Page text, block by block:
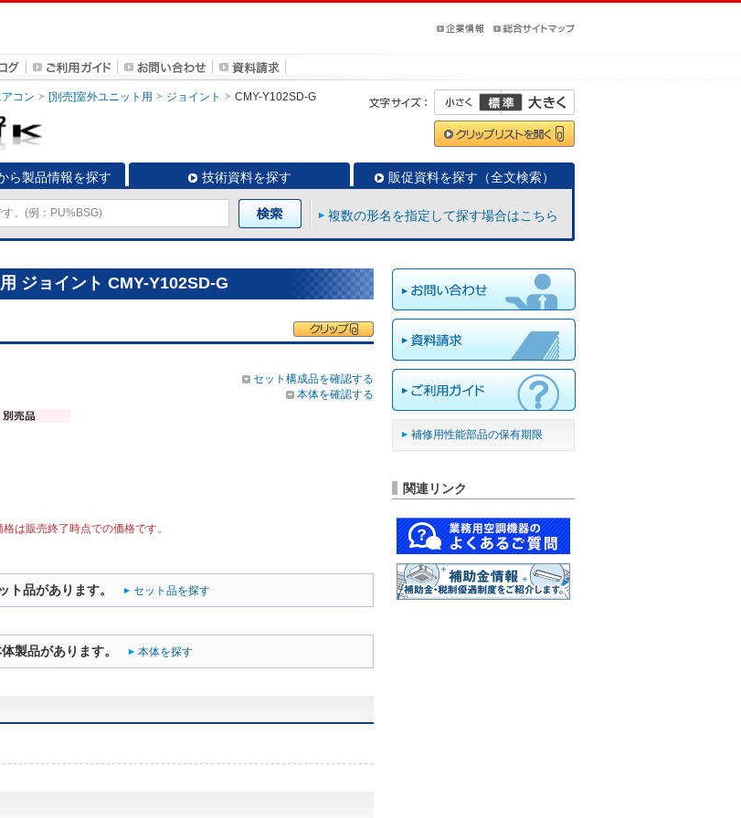
コン [別売]室外ユニット用 ジョイント CMY-Y102SD-G
ら製品情報を探す 技術資料を探す 販促資料を探す（全文検索）
複数の形名を指定して探す場合はこちら
ジョイント CMY-Y102SD-G
セット構成品を確認する
本体を確認する
は販売終了時点での価格です。
ト品があります。 セット品を探す
製品があります。 本体を探す
補修用性能部品の保有期限
関連リンク